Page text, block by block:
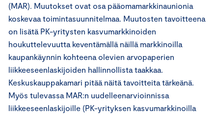
(MAR). Muutokset ovat osa pääomamarkkinaunionia
koskevaa toimintasuunnitelmaa. Muutosten tavoitteena
on lisätä PK-yritysten kasvumarkkinoiden
houkuttelevuutta keventämällä näillä markkinoilla
kaupankäynnin kohteena olevien arvopaperien
liikkeeseenlaskijoiden hallinnollista taakkaa.
Keskuskauppakamari pitää näitä tavoitteita tärkeänä.
Myös tulevassa MAR:n uudelleenarvioinnissa
liikkeeseenlaskijoille (PK-yrityksen kasvumarkkinoilla